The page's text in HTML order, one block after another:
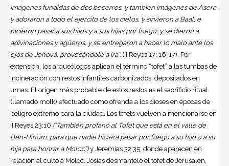
imágenes fundidas de dos becerros, y también imágenes de Asera,
y adoraron a todo el ejército de los cielos, y sirvieron a Baal; e
hicieron pasar a sus hijos y a sus hijas por fuego; y se dieron a
adivinaciones y agüeros, y se entregaron a hacer lo malo ante los
ojos de Jehová, provocándole a ira”.(II Reyes 17: 16-17). Por
extensión, los arqueólogos aplican el término “tofet” a las tumbas de
incineración con restos infantiles carbonizados, depositados en
urnas. El origen más probable de estos restos es el sacrificio ritual
(llamado molk) efectuado como ofrenda a los dioses en épocas de
peligro extremo para la ciudad. Los tofets vuelven a mencionarse en
II Reyes 23:10 (“También profanó al Tofet que está en el valle de
Ben-Hinom, para que nadie hiciera pasar por fuego a su hijo o a su
hija para honrar a Moloc”)y Jeremías 32:35, donde aparecen en
relación al culto a Moloc. Josías desmanteló el tofet de Jerusalén,